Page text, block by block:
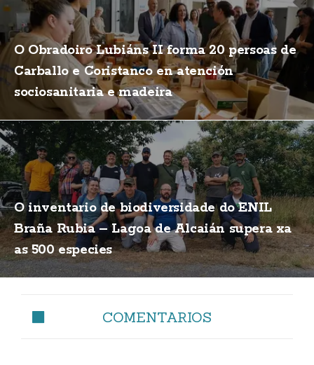
O Obradoiro Lubiáns II forma 20 persoas de
Carballo e Coristanco en atención
sociosanitaria e madeira
O inventario de biodiversidade do ENIL
Braña Rubia – Lagoa de Alcaián supera xa
as 500 especies
COMENTARIOS